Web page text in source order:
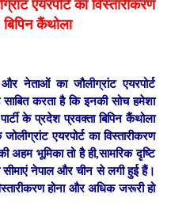
एयरपोर्ट का विस्तारीकरण
कैंथोला
नेताओं का जौलीग्रांट एयरपोर्ट
साबित करता है कि इनकी सोच हमेशा
के प्रदेश प्रवक्ता बिपिन कैंथोला
एयरपोर्ट का विस्तारीकरण
अहम भूमिका तो है ही,सामरिक दृष्टि
सीमाएं नेपाल और चीन से लगी हुई हैं।
होना और अधिक जरूरी हो